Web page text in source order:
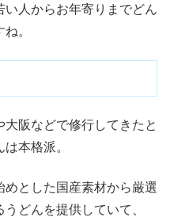
人からお年寄りまでどん
。
阪などで修行してきたと
本格派。
とした国産素材から厳選
どんを提供していて、